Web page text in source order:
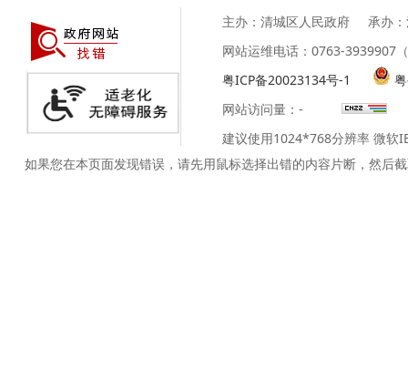
主办：清城区人民政府
承办
网站运维电话：0763-3939907
粤ICP备20023134号-1
网站访问量： -
建议使用1024*768分辨率 微软
如果您在本页面发现错误，请先用鼠标选择出错的内容片断，然后